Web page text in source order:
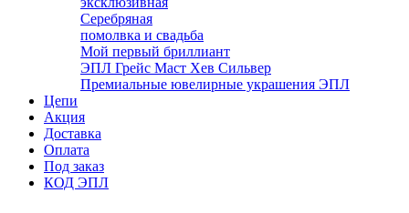
Серебряная
помолвка и свадьба
Мой первый бриллиант
ЭПЛ Грейс Маст Хев Сильвер
Премиальные ювелирные украшения ЭПЛ
Цепи
Акция
Доставка
Оплата
Под заказ
КОД ЭПЛ